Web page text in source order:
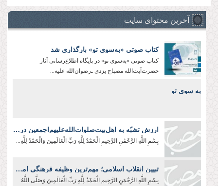
آخرین محتوای سایت
کتاب صوتی «به‌سوی تو» بارگذاری شد
کتاب صوتی «به‌سوی تو» در پایگاه اطلاع‌رسانی آثار
حضرت‌آیت‌الله مصباح یزدی ـ‌رضوان‌الله علیه‌...
به سوی تو
ارزش تشبّه به اهل‌بیت‌صلوات‌‌الله‌‌عليهم‌‌اجمعين در لباس و زندگی
بِسْمِ اللَّهِ الرَّحْمَٰنِ الرَّحِيمِ الْحَمْدُ لِلَّهِ رَبِّ الْعَالَمِينَ وَالْحَمْدُ لِلَّهِ...
تبیین انقلاب اسلامی؛ مهم‌ترین وظیفه فرهنگی امروز
بِسْمِ اللَّهِ الرَّحْمَنِ الرَّحِیم الْحَمْدُ لِلَّهِ رَبِّ الْعَالَمِينَ وَصَلَّى اللَّهُ